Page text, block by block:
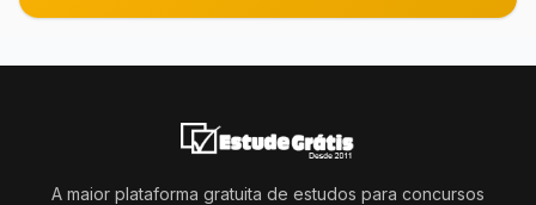
A maior plataforma gratuita de estudos para concursos